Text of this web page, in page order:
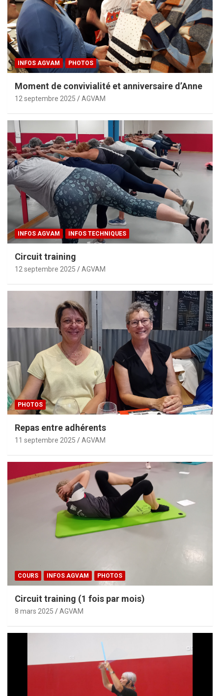
INFOS AGVAM PHOTOS
Moment de convivialité et anniversaire d’Anne
12 septembre 2025 AGVAM
INFOS AGVAM INFOS TECHNIQUES
Circuit training
12 septembre 2025 AGVAM
PHOTOS
Repas entre adhérents
11 septembre 2025 AGVAM
COURS INFOS AGVAM PHOTOS
Circuit training (1 fois par mois)
8 mars 2025 AGVAM